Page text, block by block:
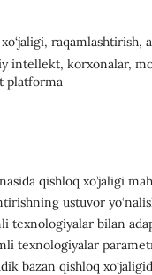
raqamlashtirish,
intellekt, korxonalar,
platforma
qishloq xo’jaligi
ustuvor
texnologiyalar bilan
texnologiyalar
bazan qishloq